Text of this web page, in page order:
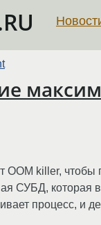
OOM killer, чтобы
СУБД, которая
процесс, и